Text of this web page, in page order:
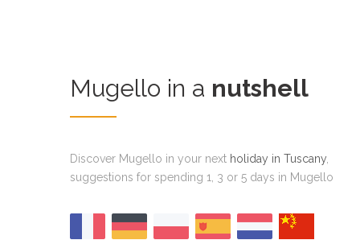
Mugello in a nutshell
Discover Mugello in your next holiday in Tuscany
suggestions for spending 1, 3 or 5 days in Mugello